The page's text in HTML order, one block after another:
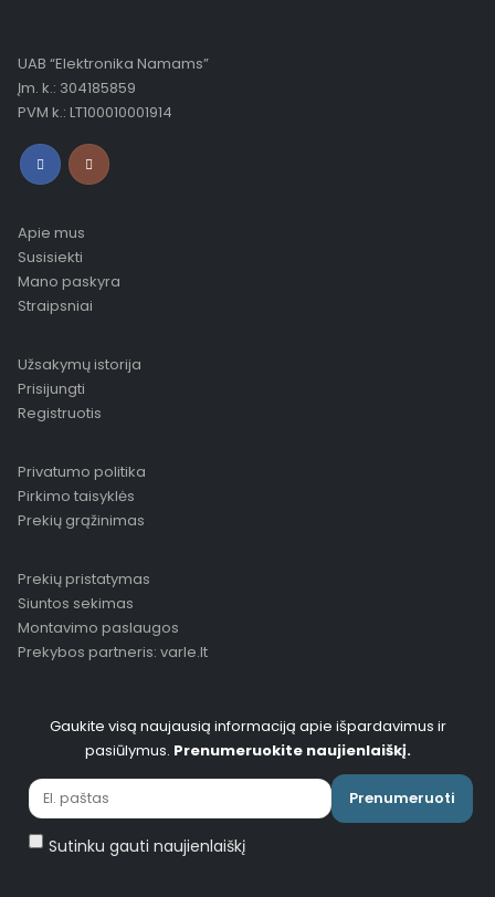
UAB “Elektronika Namams”
Įm. k.: 304185859
PVM k.: LT100010001914
Apie mus
Susisiekti
Mano paskyra
Straipsniai
Užsakymų istorija
Prisijungti
Registruotis
Privatumo politika
Pirkimo taisyklės
Prekių grąžinimas
Prekių pristatymas
Siuntos sekimas
Montavimo paslaugos
Prekybos partneris: varle.lt
Gaukite visą naujausią informaciją apie išpardavimus ir
pasiūlymus. Prenumeruokite naujienlaiškį.
Prenumeruoti
Sutinku gauti naujienlaiškį